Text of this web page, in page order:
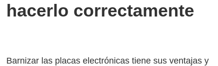
hacerlo correctamente
Barnizar las placas electrónicas tiene sus ventajas y